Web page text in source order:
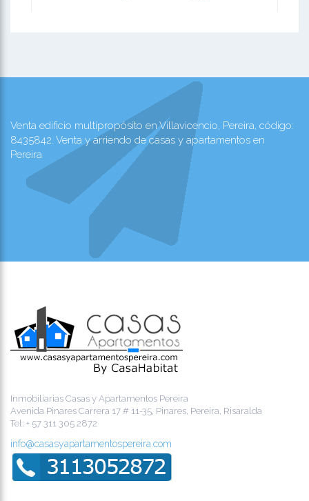
Venta edificio multipropósito en Villavicencio, Pereira, código:
8435842. Venta y arriendo de casas y apartamentos en
Pereira
Inmobiliarias Casas y Apartamentos Pereira
Avenida Pinares Carrera 17 # 11-35, Pinares, Pereira, Risaralda
Tel: + 57 311 305 2872
info@casasyapartamentospereira.com